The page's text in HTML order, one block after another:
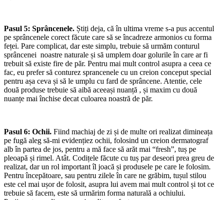
Pasul 5: Sprâncenele. Știți deja, că în ultima vreme s-a pus accentul
pe sprâncenele corect făcute care să se încadreze armonios cu forma
feței. Pare complicat, dar este simplu, trebuie să urmăm conturul
sprâncenei noastre naturale și să umplem doar golurile în care ar fi
trebuit să existe fire de păr. Pentru mai mult control asupra a ceea ce
fac, eu prefer să conturez sprancenele cu un creion conceput special
pentru așa ceva și să le umplu cu fard de sprâncene. Atentie, cele
două produse trebuie să aibă aceeași nuanță , și maxim cu două
nuanțe mai închise decat culoarea noastră de păr.
Pasul 6: Ochii. Fiind machiaj de zi și de multe ori realizat dimineața
pe fugă aleg să-mi evidențiez ochii, folosind un creion dermatograf
alb în partea de jos, pentru a mă face să arăt mai “fresh”, tuș pe
pleoapă și rimel. Atât. Codițele făcute cu tuș par deseori prea greu de
realizat, dar un rol important îl joacă și produsele pe care le folosim.
Pentru începătoare, sau pentru zilele în care ne grăbim, tușul stilou
este cel mai ușor de folosit, asupra lui avem mai mult control și tot ce
trebuie să facem, este să urmărim forma naturală a ochiului.